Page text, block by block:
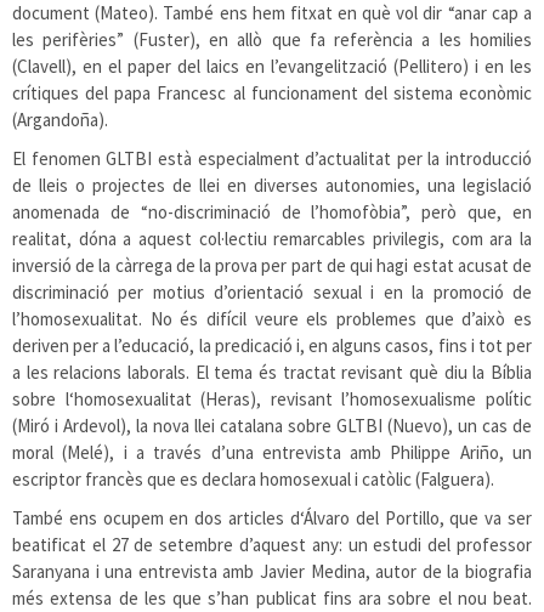
document (Mateo). També ens hem fitxat en què vol dir “anar cap a
les perifèries” (Fuster), en allò que fa referència a les homilies
(Clavell), en el paper del laics en l’evangelització (Pellitero) i en les
crítiques del papa Francesc al funcionament del sistema econòmic
(Argandoña).
El fenomen GLTBI està especialment d’actualitat per la introducció
de lleis o projectes de llei en diverses autonomies, una legislació
anomenada de “no-discriminació de l’homofòbia”, però que, en
realitat, dóna a aquest col·lectiu remarcables privilegis, com ara la
inversió de la càrrega de la prova per part de qui hagi estat acusat de
discriminació per motius d’orientació sexual i en la promoció de
l’homosexualitat. No és difícil veure els problemes que d’això es
deriven per a l’educació, la predicació i, en alguns casos, fins i tot per
a les relacions laborals. El tema és tractat revisant què diu la Bíblia
sobre l‘homosexualitat (Heras), revisant l’homosexualisme polític
(Miró i Ardevol), la nova llei catalana sobre GLTBI (Nuevo), un cas de
moral (Melé), i a través d’una entrevista amb Philippe Ariño, un
escriptor francès que es declara homosexual i catòlic (Falguera).
També ens ocupem en dos articles d‘Álvaro del Portillo, que va ser
beatificat el 27 de setembre d’aquest any: un estudi del professor
Saranyana i una entrevista amb Javier Medina, autor de la biografia
més extensa de les que s’han publicat fins ara sobre el nou beat.